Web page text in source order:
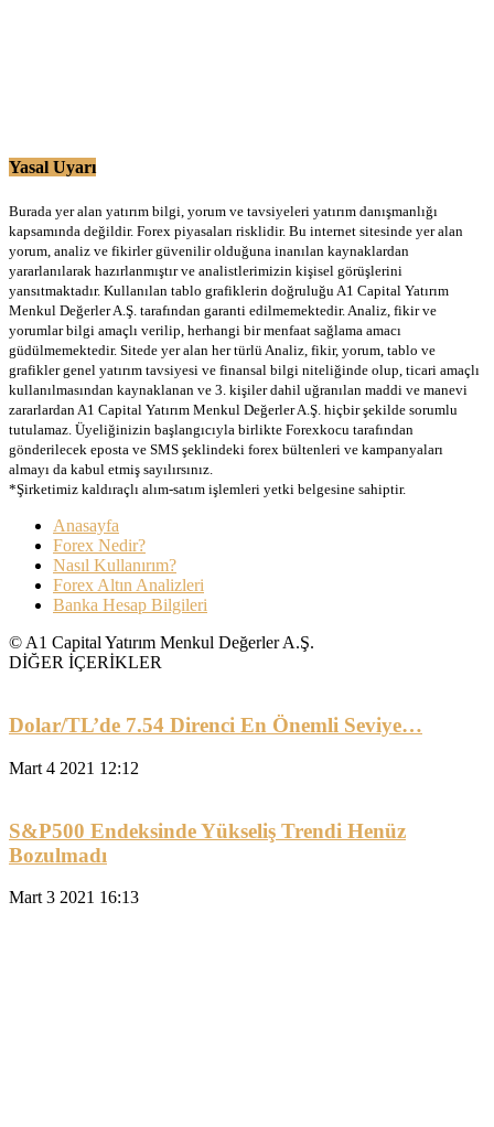
Yasal Uyarı
Burada yer alan yatırım bilgi, yorum ve tavsiyeleri yatırım danışmanlığı
kapsamında değildir. Forex piyasaları risklidir. Bu internet sitesinde yer alan
yorum, analiz ve fikirler güvenilir olduğuna inanılan kaynaklardan
yararlanılarak hazırlanmıştır ve analistlerimizin kişisel görüşlerini
yansıtmaktadır. Kullanılan tablo grafiklerin doğruluğu A1 Capital Yatırım
Menkul Değerler A.Ş. tarafından garanti edilmemektedir. Analiz, fikir ve
yorumlar bilgi amaçlı verilip, herhangi bir menfaat sağlama amacı
güdülmemektedir. Sitede yer alan her türlü Analiz, fikir, yorum, tablo ve
grafikler genel yatırım tavsiyesi ve finansal bilgi niteliğinde olup, ticari amaçlı
kullanılmasından kaynaklanan ve 3. kişiler dahil uğranılan maddi ve manevi
zararlardan A1 Capital Yatırım Menkul Değerler A.Ş. hiçbir şekilde sorumlu
tutulamaz. Üyeliğinizin başlangıcıyla birlikte Forexkocu tarafından
gönderilecek eposta ve SMS şeklindeki forex bültenleri ve kampanyaları
almayı da kabul etmiş sayılırsınız.
*Şirketimiz kaldıraçlı alım-satım işlemleri yetki belgesine sahiptir.
Anasayfa
Forex Nedir?
Nasıl Kullanırım?
Forex Altın Analizleri
Banka Hesap Bilgileri
© A1 Capital Yatırım Menkul Değerler A.Ş.
DİĞER İÇERİKLER
Dolar/TL’de 7.54 Direnci En Önemli Seviye…
Mart 4 2021 12:12
S&P500 Endeksinde Yükseliş Trendi Henüz
Bozulmadı
Mart 3 2021 16:13